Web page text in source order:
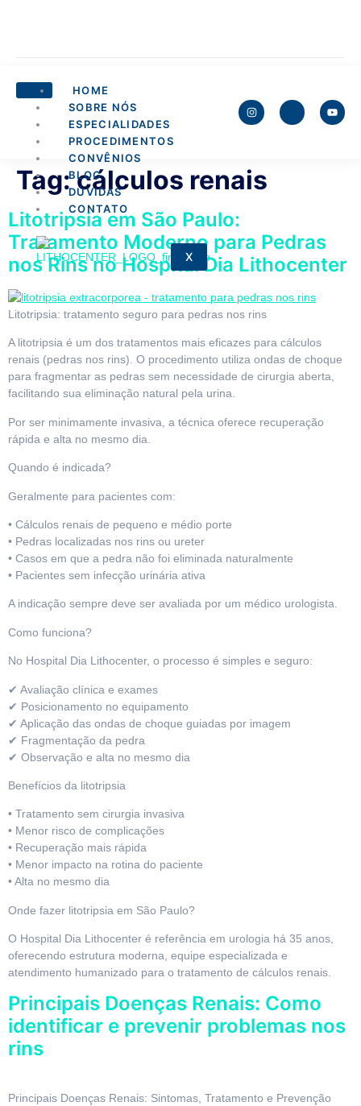
HOME
SOBRE NÓS
ESPECIALIDADES
PROCEDIMENTOS
CONVÊNIOS
BLOG
DÚVIDAS
CONTATO
X
Tag:cálculos renais
Litotripsia em São Paulo:
Tratamento Moderno para Pedras
nos Rins no Hospital Dia Lithocenter
Litotripsia: tratamento seguro para pedras nos rins
A litotripsia é um dos tratamentos mais eficazes para cálculos
renais (pedras nos rins). O procedimento utiliza ondas de choque
para fragmentar as pedras sem necessidade de cirurgia aberta,
facilitando sua eliminação natural pela urina.
Por ser minimamente invasiva, a técnica oferece recuperação
rápida e alta no mesmo dia.
Quando é indicada?
Geralmente para pacientes com:
• Cálculos renais de pequeno e médio porte
• Pedras localizadas nos rins ou ureter
• Casos em que a pedra não foi eliminada naturalmente
• Pacientes sem infecção urinária ativa
A indicação sempre deve ser avaliada por um médico urologista.
Como funciona?
No Hospital Dia Lithocenter, o processo é simples e seguro:
✔ Avaliação clínica e exames
✔ Posicionamento no equipamento
✔ Aplicação das ondas de choque guiadas por imagem
✔ Fragmentação da pedra
✔ Observação e alta no mesmo dia
Benefícios da litotripsia
• Tratamento sem cirurgia invasiva
• Menor risco de complicações
• Recuperação mais rápida
• Menor impacto na rotina do paciente
• Alta no mesmo dia
Onde fazer litotripsia em São Paulo?
O Hospital Dia Lithocenter é referência em urologia há 35 anos,
oferecendo estrutura moderna, equipe especializada e
atendimento humanizado para o tratamento de cálculos renais.
Principais Doenças Renais: Como
identificar e prevenir problemas nos
rins
Principais Doenças Renais: Sintomas, Tratamento e Prevenção